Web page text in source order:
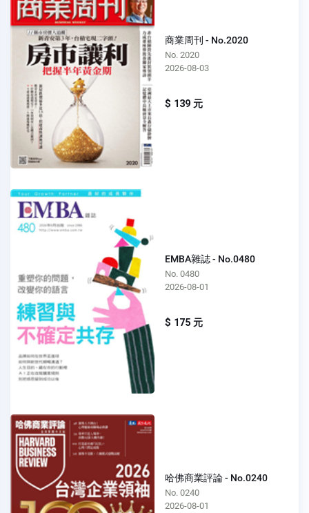
商業周刊 - No.2020
No. 2020
2026-08-03
$ 139 元
EMBA雜誌 - No.0480
No. 0480
2026-08-01
$ 175 元
哈佛商業評論 - No.0240
No. 0240
2026-08-01